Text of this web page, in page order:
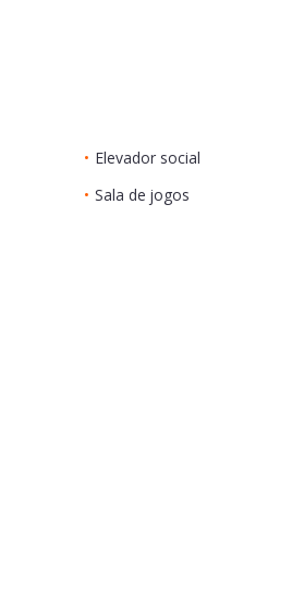
• Elevador social
• Sala de jogos